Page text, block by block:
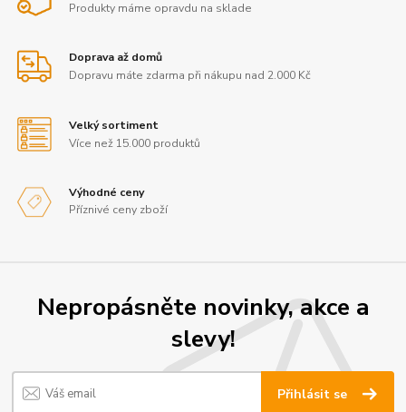
Produkty máme opravdu na sklade
Doprava až domů
Dopravu máte zdarma při nákupu nad 2.000 Kč
Velký sortiment
Více než 15.000 produktů
Výhodné ceny
Příznivé ceny zboží
Nepropásněte novinky, akce a
slevy!
Přihlásit se